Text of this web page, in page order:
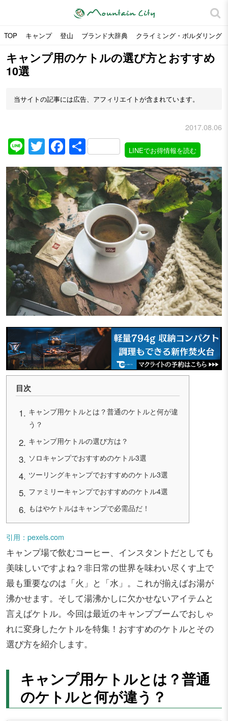
TOP キャンプ 登山 ブランド大辞典 クライミング・ボルダリング
キャンプ用のケトルの選び方とおすすめ
10選
当サイトの記事には広告、アフィリエイトが含まれています。
2017.08.06
LineTwitter
Facebook
共
有
LINEでお得情報を読む
目次
キャンプ用ケトルとは？普通のケトルと何が違
う？
キャンプ用ケトルの選び方は？
ソロキャンプでおすすめのケトル3選
ツーリングキャンプでおすすめのケトル3選
ファミリーキャンプでおすすめのケトル4選
もはやケトルはキャンプで必需品だ！
引用：pexels.com
キャンプ場で飲むコーヒー、インスタントだとしても
美味しいですよね？非日常の世界を味わい尽くす上で
最も重要なのは「火」と「水」。これが揃えばお湯が
沸かせます。そして湯沸かしに欠かせないアイテムと
言えばケトル。今回は最近のキャンプブームでおしゃ
れに変身したケトルを特集！おすすめのケトルとその
選び方を紹介します。
キャンプ用ケトルとは？普通
のケトルと何が違う？